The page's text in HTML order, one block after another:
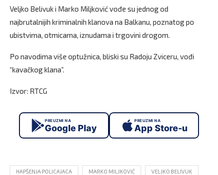
Veljko Belivuk i Marko Miljković vođe su jednog od
najbrutalnijih kriminalnih klanova na Balkanu, poznatog po
ubistvima, otmicama, iznudama i trgovini drogom.
Po navodima više optužnica, bliski su Radoju Zviceru, vođi
“kavačkog klana”.
Izvor: RTCG
PREUZMI NA
Google Play
PREUZMI NA
App Store-u
HAPŠENJA POLICAJACA MARKO MILJKOVIĆ VELJKO BELIVUK